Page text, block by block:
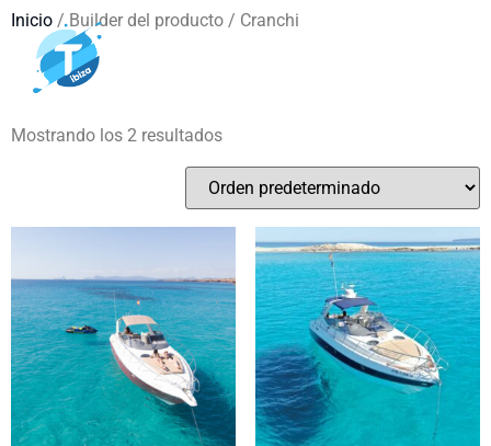
Inicio / Builder del producto / Cranchi
Cranchi
Mostrando los 2 resultados